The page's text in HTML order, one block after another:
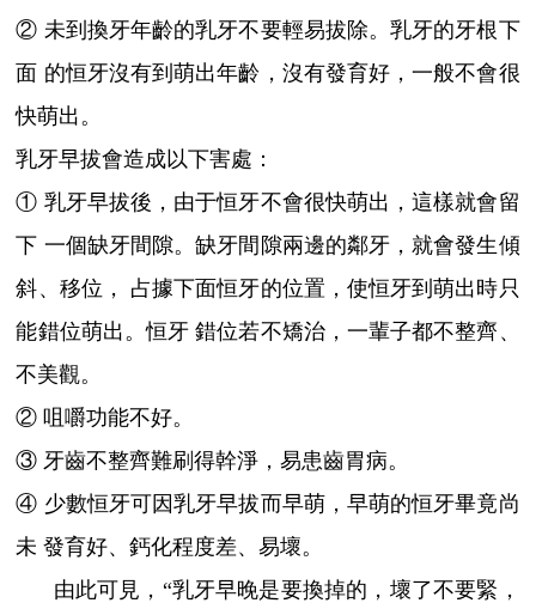
② 未到換牙年齡的乳牙不要輕易拔除。乳牙的牙根下
面 的恒牙沒有到萌出年齡，沒有發育好，一般不會很
快萌出。
乳牙早拔會造成以下害處：
① 乳牙早拔後，由于恒牙不會很快萌出，這樣就會留
下 一個缺牙間隙。缺牙間隙兩邊的鄰牙，就會發生傾
斜、移位， 占據下面恒牙的位置，使恒牙到萌出時只
能錯位萌出。恒牙 錯位若不矯治，一輩子都不整齊、
不美觀。
② 咀嚼功能不好。
③ 牙齒不整齊難刷得幹淨，易患齒胃病。
④ 少數恒牙可因乳牙早拔而早萌，早萌的恒牙畢竟尚
未 發育好、鈣化程度差、易壞。
由此可見，“乳牙早晚是要換掉的，壞了不要緊，